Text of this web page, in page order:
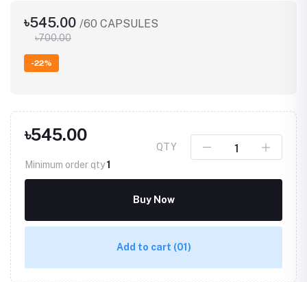
৳545.00 /60 CAPSULES
৳700.00
-22%
৳545.00
Minimum order qty1
QTY
Buy Now
Add to cart (01)